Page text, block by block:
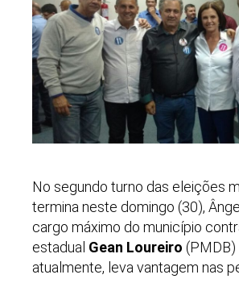
No segundo turno das eleições
termina neste domingo (30),
cargo máximo do município
estadual Gean Loureiro (PMDB)
atualmente, leva vantagem nas